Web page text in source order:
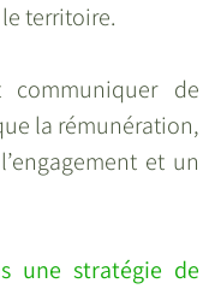
territoire.
communiquer de
la rémunération,
et un
une stratégie de